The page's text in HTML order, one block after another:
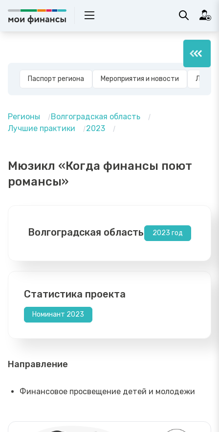
Паспорт региона Мероприятия и новости
Регионы
Волгоградская область
Лучшие практики
2023
Мюзикл «Когда финансы поют
романсы»
Волгоградская область 2023 год
Статистика проекта
Номинант 2023
Направление
Финансовое просвещение детей и молодежи